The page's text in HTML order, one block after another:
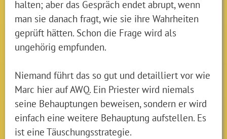
halten; aber das Gespräch endet abrupt, wenn
man sie danach fragt, wie sie ihre Wahrheiten
geprüft hätten. Schon die Frage wird als
ungehörig empfunden.
Niemand führt das so gut und detailliert vor wie
Marc hier auf AWQ. Ein Priester wird niemals
seine Behauptungen beweisen, sondern er wird
einfach eine weitere Behauptung aufstellen. Es
ist eine Täuschungsstrategie.